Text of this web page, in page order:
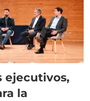
ejecutivos,
la